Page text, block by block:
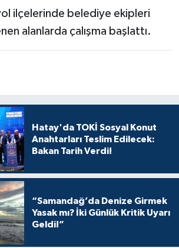
ediyoruz
ilçelerinde belediye ekipleri
alanlarda çalışma başlattı.
Hatay'da TOKİ Sosyal Konut
Anahtarları Teslim Edilecek:
Bakan Tarih Verdi!
“Samandağ’da Denize Girmek
Yasak mı? İki Günlük Kritik Uyarı
Geldi!”